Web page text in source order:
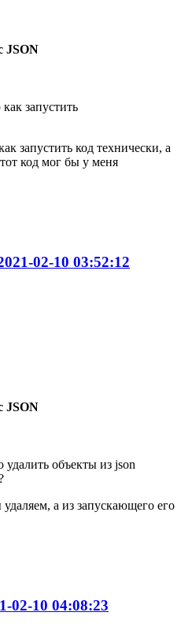
JSON
запустить
запустить код технически, а
код мог бы у меня
02-10 03:52:12
JSON
удалить объекты из json
а из запускающего его
02-10 04:08:23